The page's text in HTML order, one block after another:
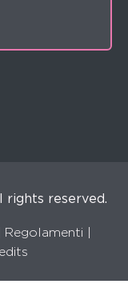
rights reserved.
Regolamenti